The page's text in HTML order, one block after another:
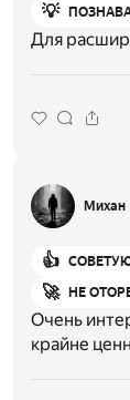
💡
Для
Михан
👍
🚀 НЕ
Очень
крайне